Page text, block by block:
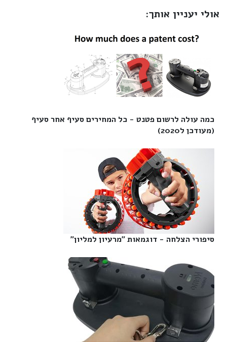
אולי יעניין אותך:
כמה עולה לרשום פטנט - כל המחירים סעיף אחר סעיף
(מעודכן ל2020)‎
סיפורי הצלחה - דוגמאות "מרעיון למליון"‎